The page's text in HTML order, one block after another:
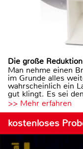
Die große Reduktion
Man nehme einen
im Grunde alles
wahrscheinlich ein
gut klingt. Es sei
>> Mehr erfahren
kostenloses